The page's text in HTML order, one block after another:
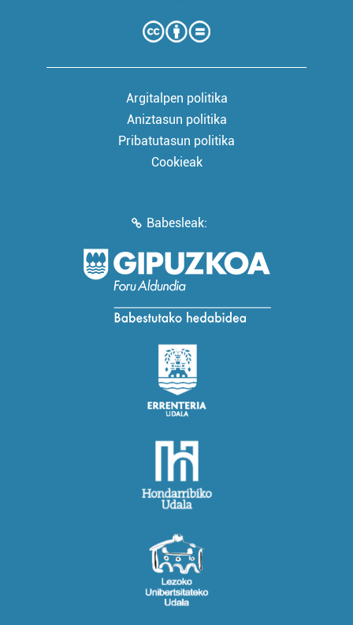
Argitalpen politika
Aniztasun politika
Pribatutasun politika
Cookieak
Babesleak: